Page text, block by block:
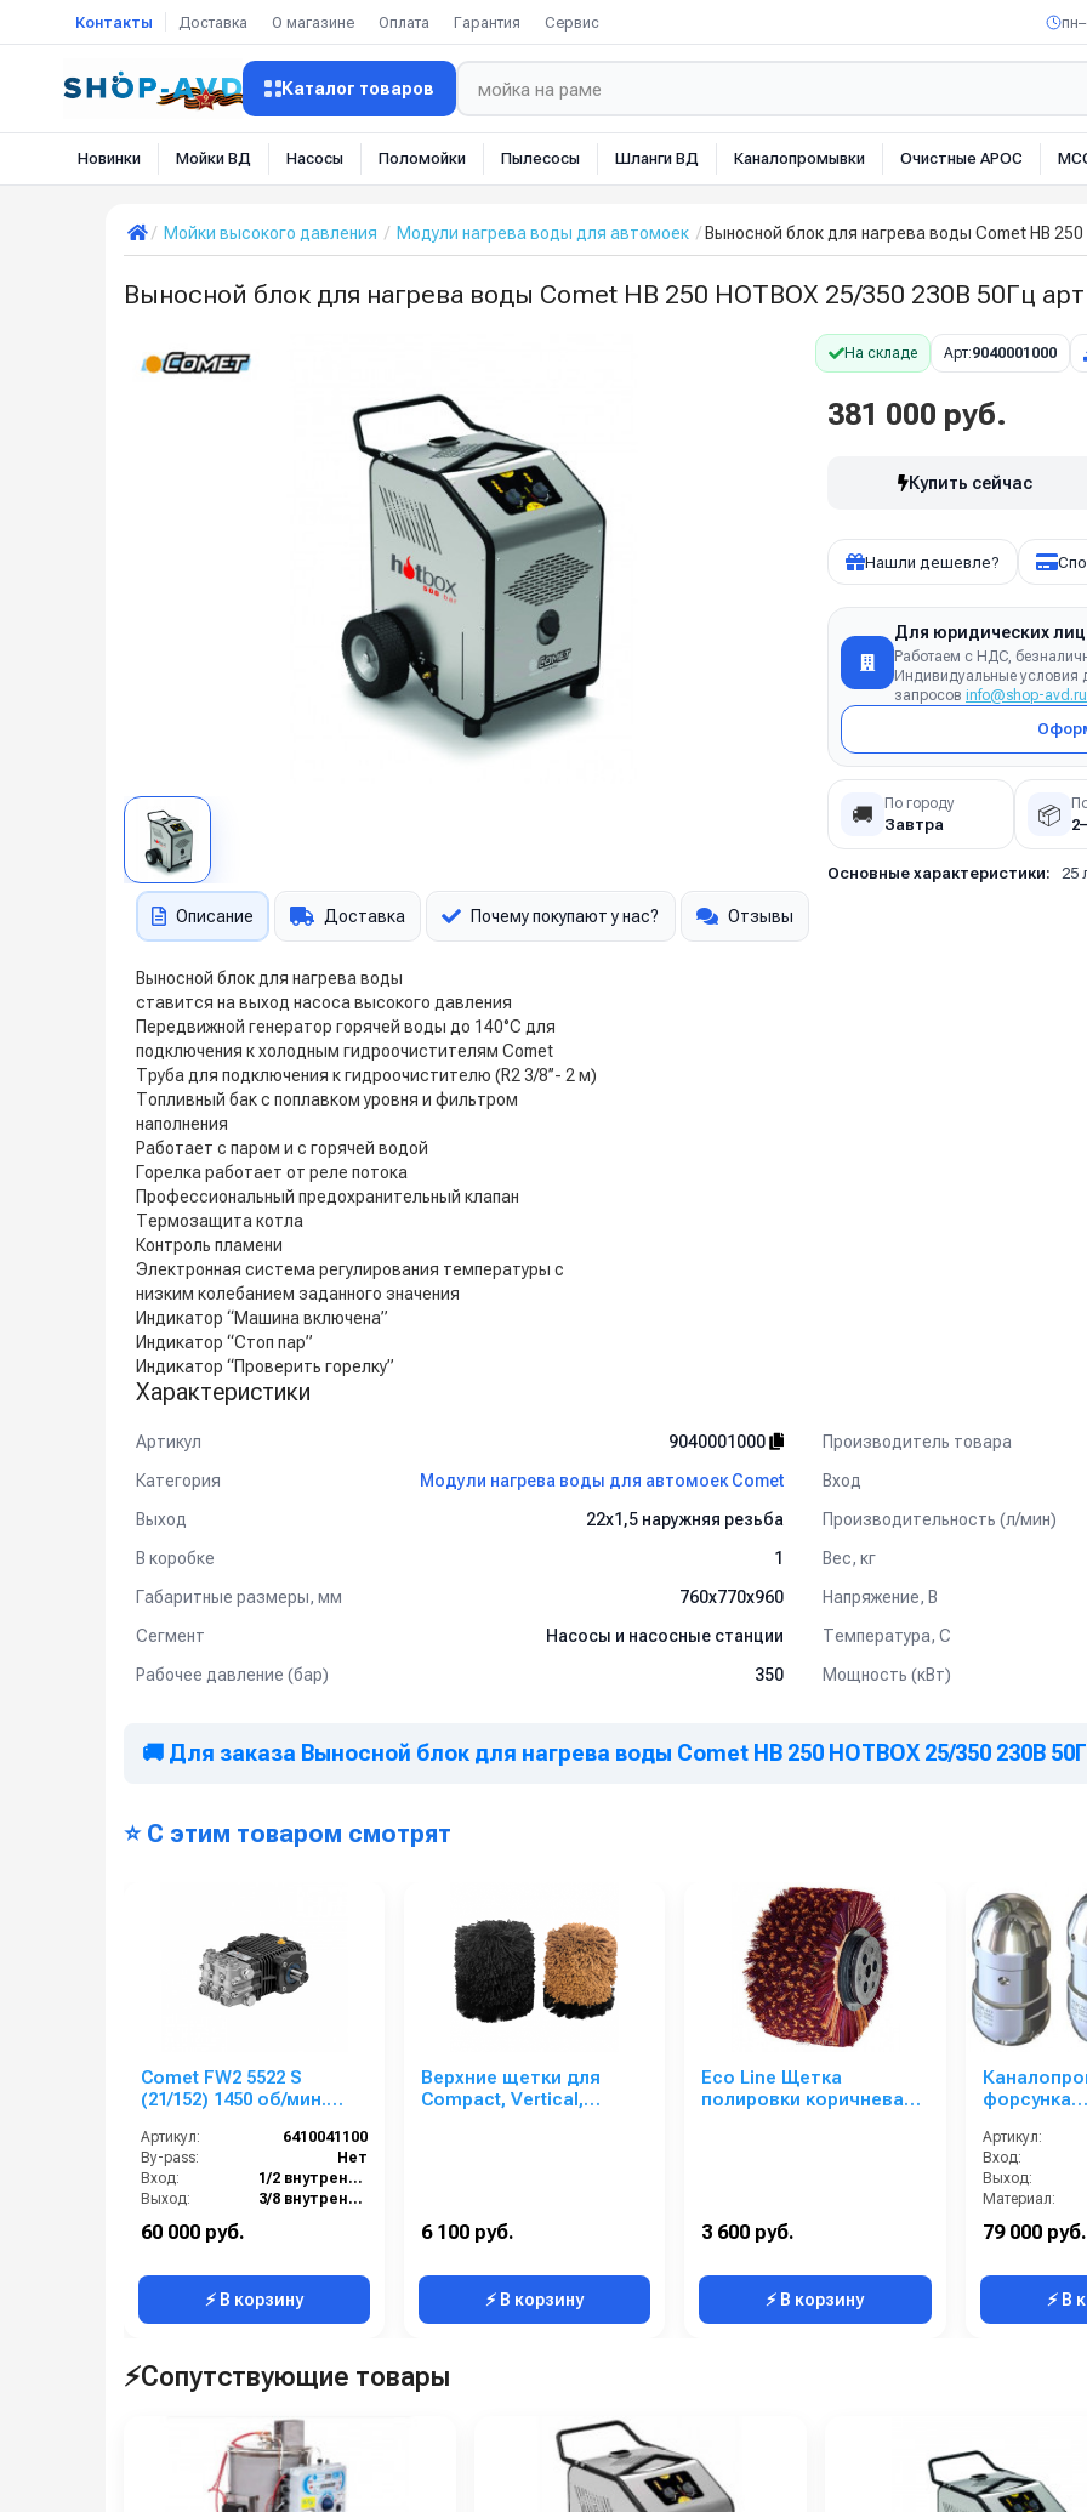
Контакты Доставка О магазине Оплата Гарантия Сервис
Каталог товаров
Новинки Мойки ВД Насосы Поломойки Пылесосы Шланги ВД Каналопромывки Очистные АРОС
Мойки высокого давления Модули нагрева воды для автомоек Выносной блок для нагрева воды Comet HB
Выносной блок для нагрева воды Comet HB 250 HOTBOX 25/350 230В 50Гц
На складе Арт:9040001000
381 000 руб.
Купить сейчас
Нашли дешевле?
Для юридических лиц
Работаем с НДС,
Индивидуальные условия
запросов info@shop-avd.ru
🚚 По городу
Завтра 📦
Основные характеристики: 25
Описание Доставка Почему покупают у нас? Отзывы
Выносной блок для нагрева воды
ставится на выход насоса высокого давления
Передвижной генератор горячей воды до 140°C для
подключения к холодным гидроочистителям Comet
Труба для подключения к гидроочистителю (R2 3/8’’- 2 м)
Топливный бак с поплавком уровня и фильтром
наполнения
Работает с паром и с горячей водой
Горелка работает от реле потока
Профессиональный предохранительный клапан
Термозащита котла
Контроль пламени
Электронная система регулирования температуры с
низким колебанием заданного значения
Индикатор “Машина включена”
Индикатор “Стоп пар”
Индикатор “Проверить горелку”
Характеристики
Артикул 9040001000 Производитель товара
Категория
Модули нагрева воды для автомоек Comet Вход
Выход
22х1,5 наружняя резьба Производительность (л/мин)
В коробке
1 Вес, кг
Габаритные размеры, мм
760x770x960 Напряжение, В
Сегмент
Насосы и насосные станции Температура, C
Рабочее давление (бар)
350 Мощность (кВт)
🚚 Для заказа Выносной блок для нагрева воды Comet HB 250 HOTBOX 25/350 230В
⭐ С этим товаром смотрят
Comet FW2 5522 S
(21/152) 1450 об/мин.
24мм
Артикул:
6410041100
By-pass:
Нет
Вход:
1/2 внутренняя резьба
Выход:
3/8 внутренняя резьба
Производительность (л/мин):
60 000 руб.
⚡ В корзину
Верхние щетки для
Compact, Vertical,
6 100 руб.
⚡ В корзину
Eco Line Щетка
полировки коричневая
3 600 руб.
⚡ В корзину
форсунка
стали для
вход 1 г.
Артикул:
Вход:
Выход:
Материал:
Вес, кг:
79 000 руб.
⚡ В
⚡Сопутствующие товары